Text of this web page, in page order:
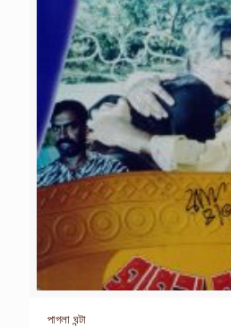
পাগলা ঘন্টা